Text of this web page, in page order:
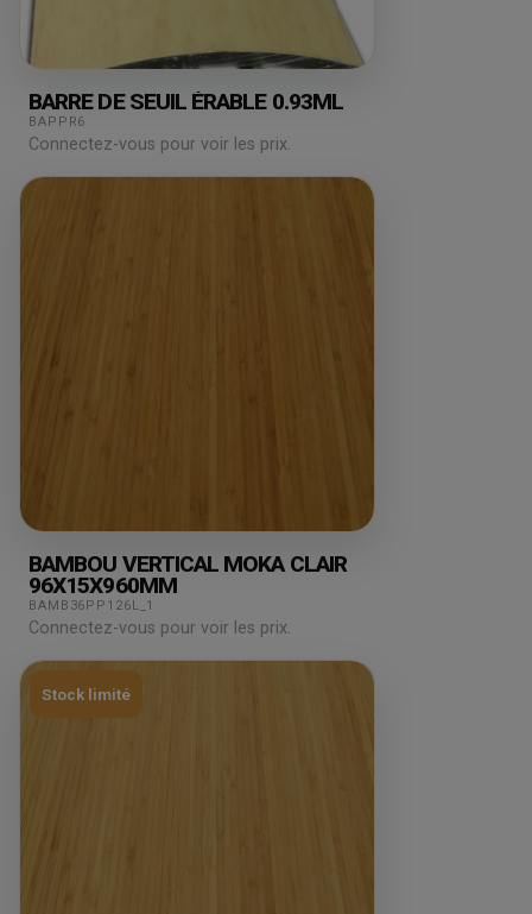
BARRE DE SEUIL ÉRABLE 0.93ML
BAPPR6
Connectez-vous pour voir les prix.
BAMBOU VERTICAL MOKA CLAIR
96X15X960MM
BAMB36PP126L_1
Connectez-vous pour voir les prix.
Stock limité